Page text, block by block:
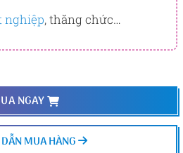
nghiệp, thăng chức…
NGAY
MUA HÀNG